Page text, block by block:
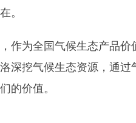
。
作为全国气候生态产品
深挖气候生态资源，通
的价值。